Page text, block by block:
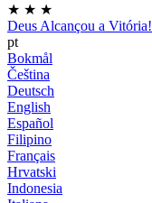
★ ★ ★
Deus Alcançou a Vitória!
pt
Bokmål
Čeština
Deutsch
English
Español
Filipino
Français
Hrvatski
Indonesia